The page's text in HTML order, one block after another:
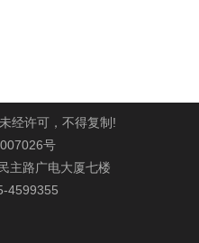
经许可，不得复制!
号
主路广电大厦七楼
4599355